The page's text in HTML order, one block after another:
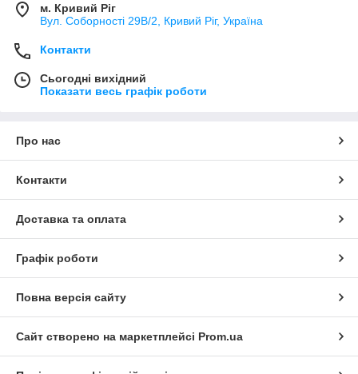
м. Кривий Ріг
Вул. Соборності 29В/2, Кривий Ріг, Україна
Контакти
Сьогодні вихідний
Показати весь графік роботи
Про нас
Контакти
Доставка та оплата
Графік роботи
Повна версія сайту
Сайт створено на маркетплейсі Prom.ua